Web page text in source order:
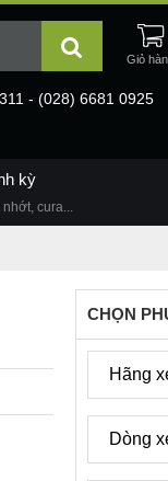
- (028) 6681 0925
kỳ
nhớt, cura...
CHỌN